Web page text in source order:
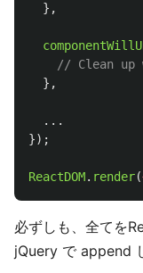
},
// Clean up
},
...
});
ReactDOM. render(
必ずしも、全てを
jQuery で append